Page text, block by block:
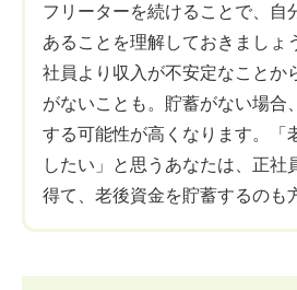
フリーターを続けることで、自
あることを理解しておきましょ
社員より収入が不安定なことか
がないことも。貯蓄がない場合
する可能性が高くなります。「
したい」と思うあなたは、正社
得て、老後資金を貯蓄するのも